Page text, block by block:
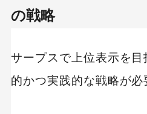
の戦略
サープスで上位表示を
的かつ実践的な戦略が必